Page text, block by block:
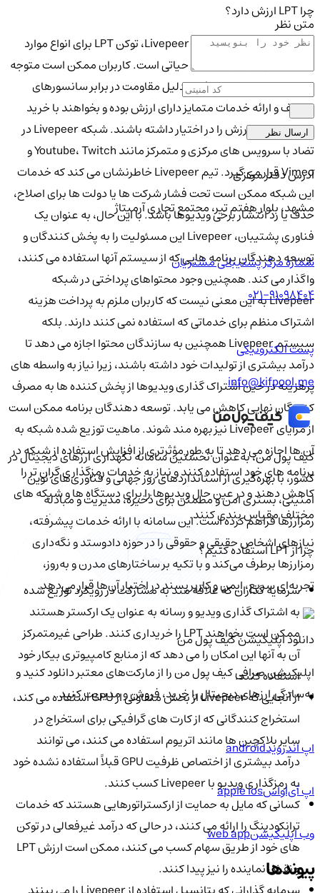
چرا LPT ارزش دارد؟
به عنوان رمزارز اصلی شبکه Livepeer، توکن LPT برای انواع موارد
استفاده در سراسر شبکه آن حیاتی است. کاربران ممکن است متوجه
شوند که شبکه Livepeer به دلیل مقاومت در برابر سانسورهای
مختلف و ارائه خدمات متمایز دارای ارزش بوده و بخواهند با خرید
توکن LPT این ارزش را در اختیار داشته باشند. شبکه Livepeer در
تضاد با سرویس های مرکزی و متمرکز مانند Youtube، Twitch و
Vimeo قرار می گیرد. تیم Livepeer خاطرنشان می کند که خدمات
این شبکه ممکن است تحت فشار شرکت ها یا دولت ها برای اصلاح،
حذف یا رد انتشار برخی ویدیوها باشد. با این حال، به عنوان یک
فناوری پشتیبان، Livepeer این مسئولیت را به پخش کنندگان و
توسعه دهندگان برنامه هایی که از سیستم آنها استفاده می کنند،
واگذار می کند. همچنین وجود محتواهای پرداختی در شبکه
Livepeer به این معنی نیست که کاربران ملزم به پرداخت هزینه
اشتراک منظم برای خدماتی که استفاده نمی کنند دارند. بلکه
سیستم Livepeer همچنین به سازندگان محتوا اجازه می دهد تا
درآمد بیشتری از تولیدات خود داشته باشند، زیرا نیاز به واسطه های
پرهزینه در حین اشتراک گذاری ویدیوها از پخش کننده ها به مصرف
کنندگان نهایی کاهش می یابد. توسعه دهندگان برنامه ممکن است
از مزایای Livepeer نیز بهره مند شوند. ماهیت توزیع شده شبکه به
آن ها اجازه می دهد تا به طور مؤثرتری از افزایش استفاده از شبکه در
برنامه های خود استفاده کنند و نیاز به خدمات رمزگذاری گران تر را
کاهش دهند و در عین حال ویدیوها را برای دستگاه ها و شبکه های
مختلف مقیاس بندی کنند.
چرا از LPT استفاده کنیم؟
سرمایه گذاران که علاقه مند به مشارکت در رویکرد توزیع شده
به اشتراک گذاری ویدیو و رسانه به عنوان یک ارکستر هستند
ممکن است بخواهند LPT را خریداری کنند. طراحی غیرمتمرکز
آن به آنها این امکان را می دهد که از منابع کامپیوتری بیکار خود
استفاده کنند.
از آنجایی که Livepeer از بخش متفاوتی از GPU استفاده می کند،
استخراج کنندگانی که از کارت های گرافیکی برای استخراج در
سایر بلاکچین ها مانند اتریوم استفاده می کنند، می توانند
درآمد بیشتری از اختصاص ظرفیت GPU قبلاً استفاده نشده خود
به رمزگذاری ویدیو با Livepeer کسب کنند.
کسانی که مایل به حمایت از ارکستراتورهایی هستند که خدمات
ترانکودینگ را ارائه می کنند، در حالی که درآمد غیرفعالی در توکن
های خود از طریق سهام کسب می کنند، ممکن است ارزش LPT
و نقش نماینده را نیز پیدا کنند.
متن نظر
ارسال نظر
آدرس دفتر مرکزی
مشهد، بلوار هفتم تیر، مجتمع تجاری آرمیتاژ
شماره مرکز پشتیبانی مشتریان
021-91098404
پست الکترونیکی
info@kifpool.me
کیف‌ پول من، به‌عنوان نخستین سامانه نگهداری ارزهای دیجیتال در
کشور، با بهره‌گیری از استانداردهای روز جهانی و فناوری‌های نوین
امنیتی، بستری امن و مطمئن برای ذخیره، مدیریت و مبادله
رمزارزها فراهم کرده است. این سامانه با ارائه خدمات پیشرفته،
نیازهای اشخاص حقیقی و حقوقی را در حوزه دادوستد و نگه‌داری
رمزارزها برطرف می‌کند و با تکیه بر ساختارهای مدرن و به‌روز،
تجربه‌ای سریع، ایمن و کاربرپسند در اختیار آن‌ها قرار می‌دهد.
دانلود اپلیکیشن کیف‌ پول من
اپلیکیشن صرافی کیف پول من را از مارکت‌های معتبر دانلود کنید و
به‌سادگی ارزهای دیجیتال را خرید، فروش و مدیریت کنید.
اپ اندرویدandroid
اپ آی‌او‌اسapple ios
وب اپلیکیشنweb app
پیوندها